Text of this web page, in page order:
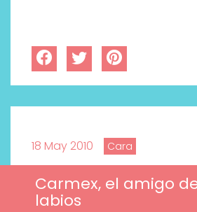
18 May 2010 Cara
Carmex, el amigo
labios